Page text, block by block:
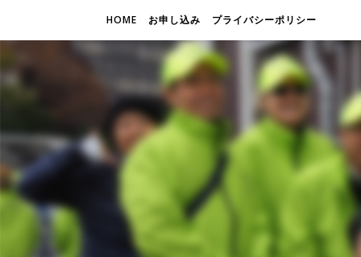
HOME お申し込み プライバシーポリシー